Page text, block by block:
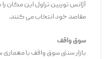
آژانس توربین تراول این مکان را به
مقاصد خود انتخاب می ‌کنند.
سوق واقف
بازار سنتی سوق واقف با معماری